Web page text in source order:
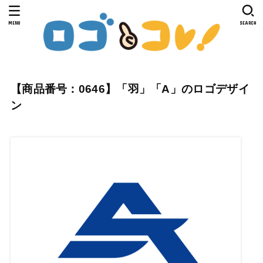
SEARCH
MENU
【商品番号：0646】「羽」「A」のロゴデザイ
ン